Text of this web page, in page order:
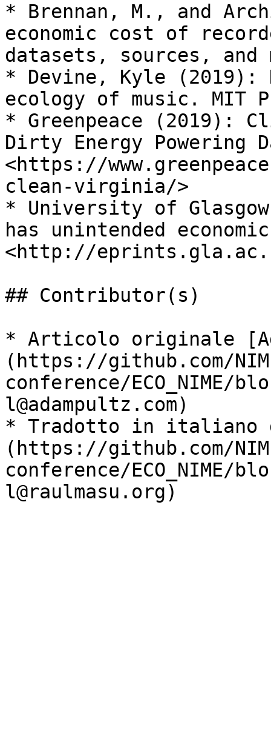
* Brennan, M., and
economic cost of
datasets, sources, and
* Devine, Kyle (2019):
ecology of music. MIT
* Greenpeace (2019):
Dirty Energy Powering
<https://
clean-virginia/>
* University of
has unintended
<http://
## Contributor(s)
* Articolo originale
(https://github.com/
conference/ECO_NIME/
l@adampultz.com)
* Tradotto in italiano
(https://github.com/
conference/